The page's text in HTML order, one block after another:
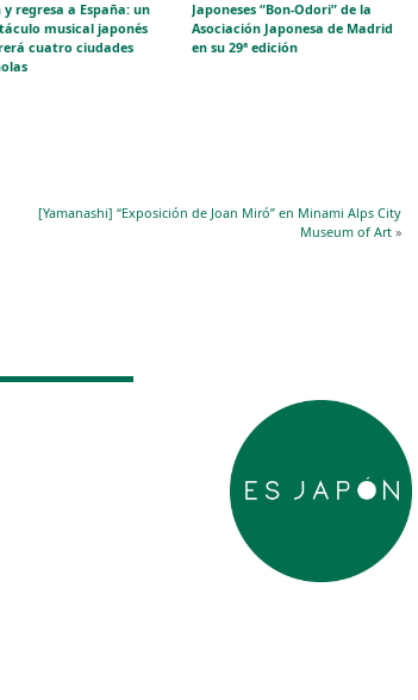
y regresa a España: un
musical japonés
cuatro ciudades
Japoneses “Bon-Odori” de la
Asociación Japonesa de Madrid
en su 29ª edición
[Yamanashi] “Exposición de Joan Miró” en Minami Alps City
Museum of Art»